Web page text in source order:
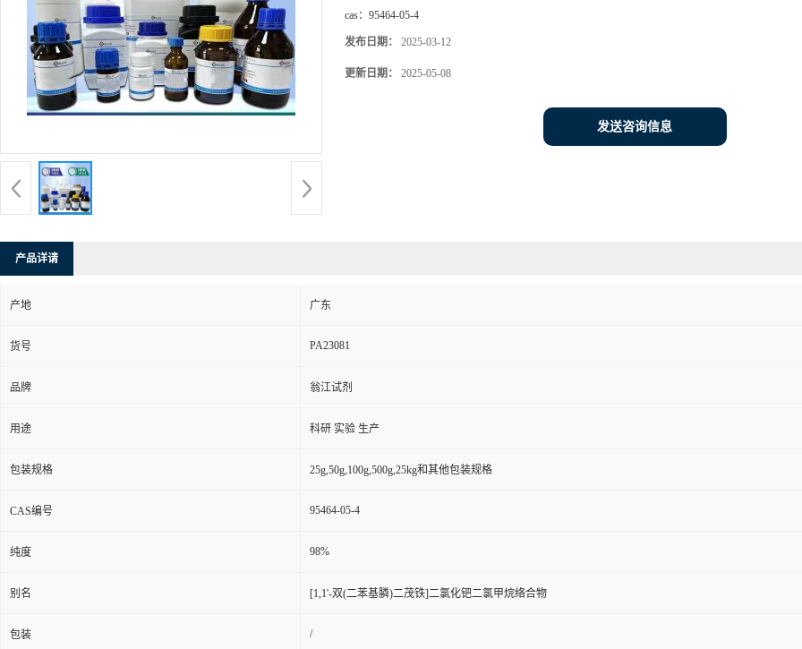
cas： 95464-05-4
发布日期： 2025-03-12
更新日期： 2025-05-08
发送咨询信息
产品详请
产地 广东
货号 PA23081
品牌 翁江试剂
用途 科研 实验 生产
包装规格 25g,50g,100g,500g,25kg和其他包装规格
CAS编号 95464-05-4
纯度 98%
别名 [1,1'-双(二苯基膦)二茂铁]二氯化钯二氯甲烷络合物
包装 /